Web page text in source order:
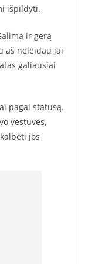
išpildyti.
ir gerą
aš neleidau jai
galiausiai
pagal statusą.
vestuves,
jos